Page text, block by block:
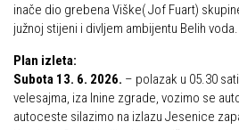
Povijesti SDI
Obiteljska
Plan izleta Obiteljske sekcije za 2026.
Alpinistička škola
Speleološka škola HPD Željezničar
Obilaznice
Gojzerica
inače dio grebena Viške( Jof Fuart)
južnoj stijeni i divljem ambijentu Belih voda.
Plan izleta:
Subota 13. 6. 2026. – polazak u 05.30
velesajma, iza Inine zgrade, vozimo se
autoceste silazimo na izlazu Jesenice